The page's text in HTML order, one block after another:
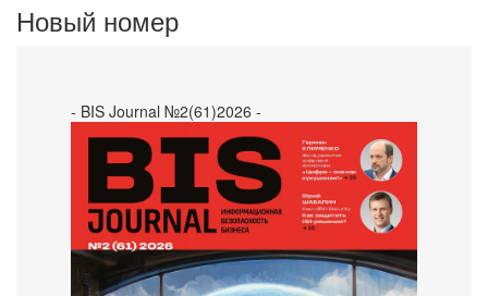
Новый номер
- BIS Journal №2(61)2026 -